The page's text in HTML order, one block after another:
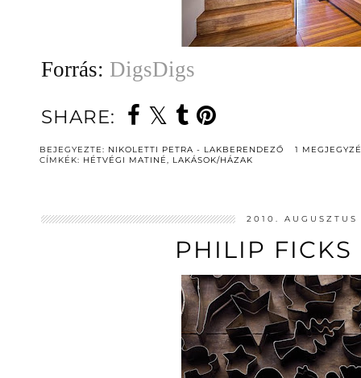
Forrás: DigsDigs
SHARE:
BEJEGYEZTE: NIKOLETTI PETRA - LAKBERENDEZŐ
1
CÍMKÉK: HÉTVÉGI MATINÉ LAKÁSOK/HÁZAK
2010.
PHILIP FICKS